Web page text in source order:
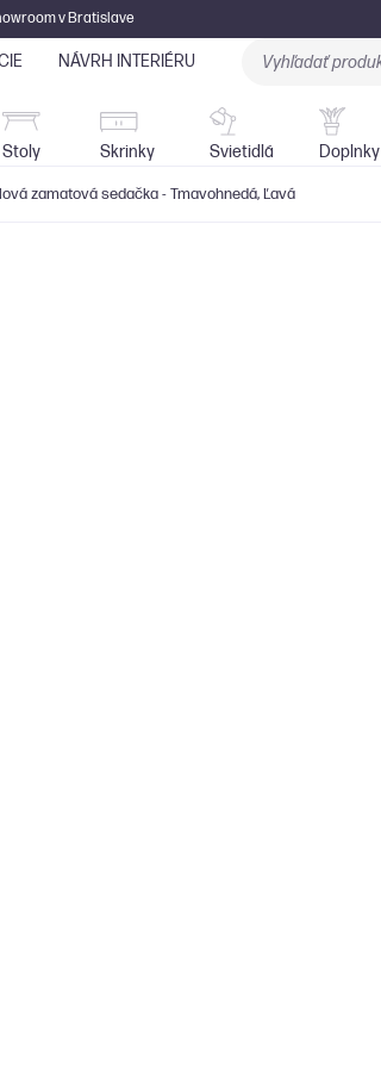
v Bratislave
NÁVRH INTERIÉRU
Stoly Skrinky Svietidlá Doplnky
zamatová sedačka - Tmavohnedá, Ľavá